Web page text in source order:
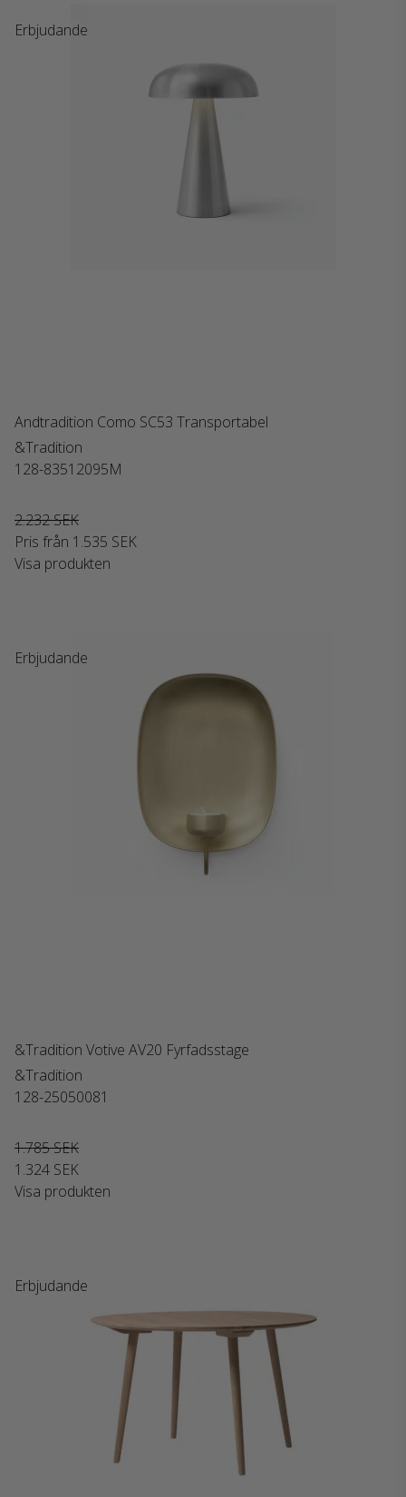
Erbjudande
Andtradition Como SC53 Transportabel
&Tradition
128-83512095M
2.232 SEK
Pris från 1.535 SEK
Visa produkten
Erbjudande
&Tradition Votive AV20 Fyrfadsstage
&Tradition
128-25050081
1.785 SEK
1.324 SEK
Visa produkten
Erbjudande